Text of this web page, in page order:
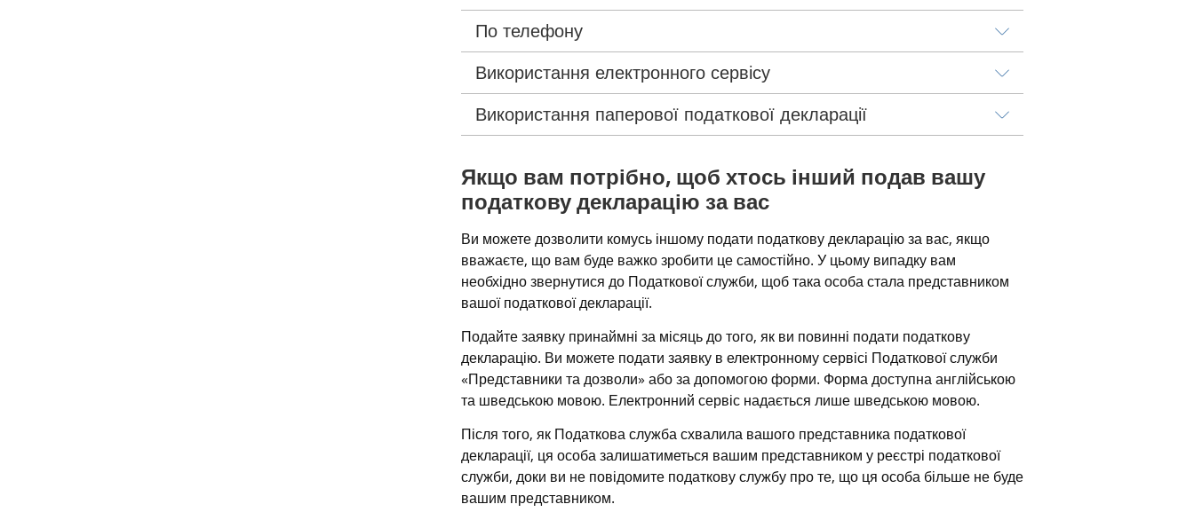
По телефону
Використання електронного сервісу
Використання паперової податкової декларації
Якщо вам потрібно, щоб хтось інший подав вашу
податкову декларацію за вас
Ви можете дозволити комусь іншому подати податкову декларацію за вас, якщо
вважаєте, що вам буде важко зробити це самостійно. У цьому випадку вам
необхідно звернутися до Податкової служби, щоб така особа стала представником
вашої податкової декларації.
Подайте заявку принаймні за місяць до того, як ви повинні подати податкову
декларацію. Ви можете подати заявку в електронному сервісі Податкової служби
«Представники та дозволи» або за допомогою форми. Форма доступна англійською
та шведською мовою. Електронний сервіс надається лише шведською мовою.
Після того, як Податкова служба схвалила вашого представника податкової
декларації, ця особа залишатиметься вашим представником у реєстрі податкової
служби, доки ви не повідомите податкову службу про те, що ця особа більше не буде
вашим представником.